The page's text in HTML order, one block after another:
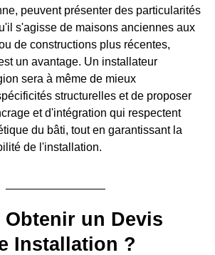
peuvent présenter des particularités
s'agisse de maisons anciennes aux
de constructions plus récentes,
un avantage. Un installateur
sera à même de mieux
structurelles et de proposer
et d'intégration qui respectent
du bâti, tout en garantissant la
de l'installation.
Obtenir un Devis
Installation ?